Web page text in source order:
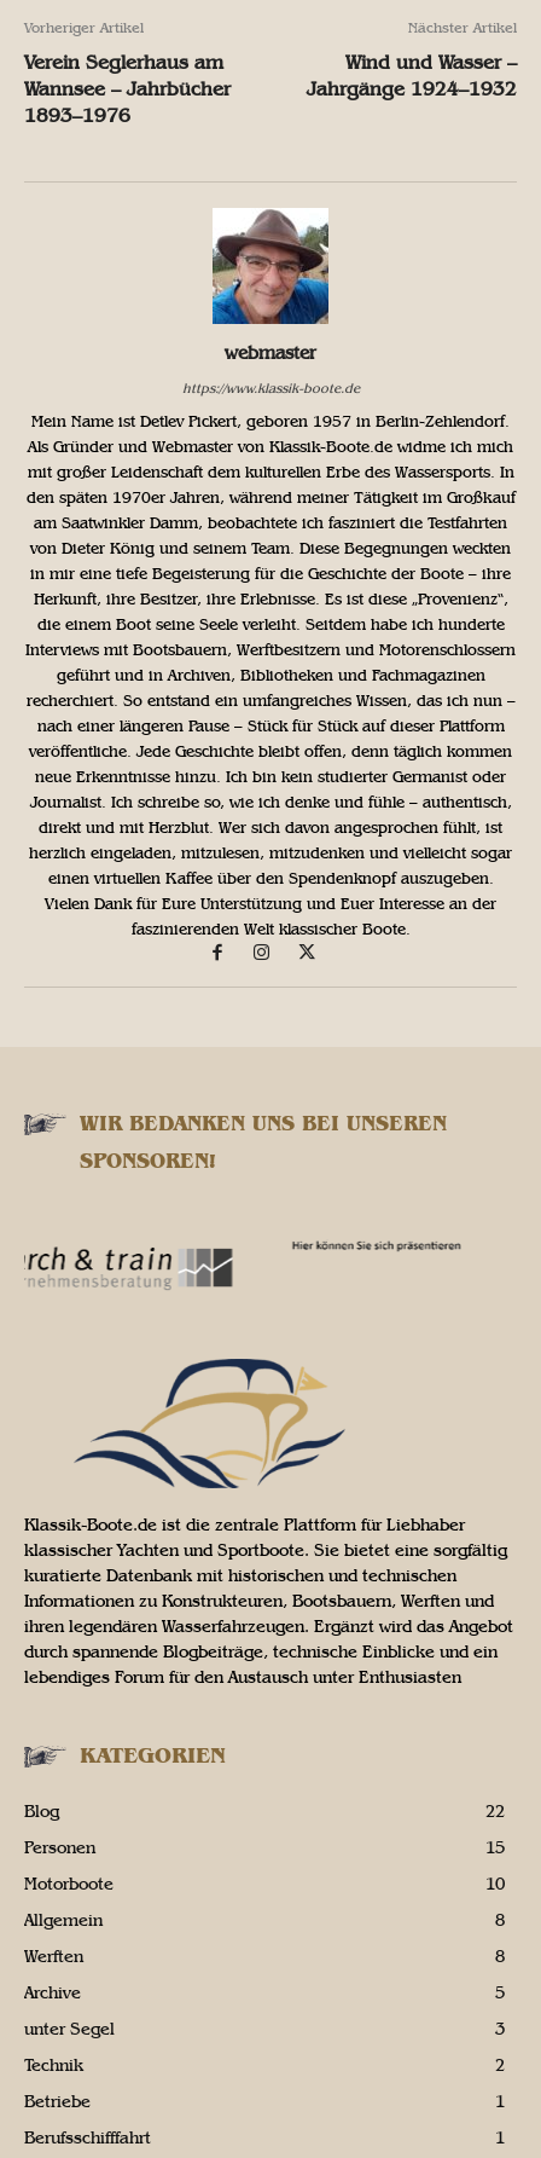
Vorheriger Artikel
Verein Seglerhaus am
Wannsee – Jahrbücher
1893–1976
Nächster Artikel
Wind und Wasser –
Jahrgänge 1924–1932
webmaster
https://www.klassik-boote.de
Mein Name ist Detlev Pickert, geboren 1957 in Berlin-Zehlendorf.
Als Gründer und Webmaster von Klassik-Boote.de widme ich mich
mit großer Leidenschaft dem kulturellen Erbe des Wassersports. In
den späten 1970er Jahren, während meiner Tätigkeit im Großkauf
am Saatwinkler Damm, beobachtete ich fasziniert die Testfahrten
von Dieter König und seinem Team. Diese Begegnungen weckten
in mir eine tiefe Begeisterung für die Geschichte der Boote – ihre
Herkunft, ihre Besitzer, ihre Erlebnisse. Es ist diese „Provenienz“,
die einem Boot seine Seele verleiht. Seitdem habe ich hunderte
Interviews mit Bootsbauern, Werftbesitzern und Motorenschlossern
geführt und in Archiven, Bibliotheken und Fachmagazinen
recherchiert. So entstand ein umfangreiches Wissen, das ich nun –
nach einer längeren Pause – Stück für Stück auf dieser Plattform
veröffentliche. Jede Geschichte bleibt offen, denn täglich kommen
neue Erkenntnisse hinzu. Ich bin kein studierter Germanist oder
Journalist. Ich schreibe so, wie ich denke und fühle – authentisch,
direkt und mit Herzblut. Wer sich davon angesprochen fühlt, ist
herzlich eingeladen, mitzulesen, mitzudenken und vielleicht sogar
einen virtuellen Kaffee über den Spendenknopf auszugeben.
Vielen Dank für Eure Unterstützung und Euer Interesse an der
faszinierenden Welt klassischer Boote.
WIR BEDANKEN UNS BEI UNSEREN
SPONSOREN!
Klassik-Boote.de ist die zentrale Plattform für Liebhaber
klassischer Yachten und Sportboote. Sie bietet eine sorgfältig
kuratierte Datenbank mit historischen und technischen
Informationen zu Konstrukteuren, Bootsbauern, Werften und
ihren legendären Wasserfahrzeugen. Ergänzt wird das Angebot
durch spannende Blogbeiträge, technische Einblicke und ein
lebendiges Forum für den Austausch unter Enthusiasten
KATEGORIEN
Blog
22
Personen
15
Motorboote
10
Allgemein
8
Werften
8
Archive
5
unter Segel
3
Technik
2
Betriebe
1
Berufsschifffahrt
1